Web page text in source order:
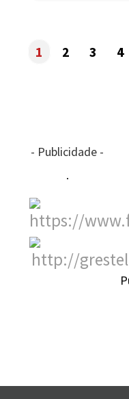
1 2 3 4
- Publicidade -